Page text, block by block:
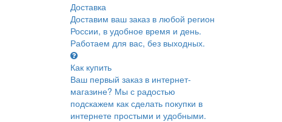
Доставка
Доставим ваш заказ в любой регион
России, в удобное время и день.
Работаем для вас, без выходных.
Как купить
Ваш первый заказ в интернет-
магазине? Мы с радостью
подскажем как сделать покупки в
интернете простыми и удобными.